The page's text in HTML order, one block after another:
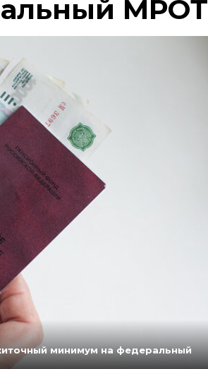
МРОТ
минимум на федеральный